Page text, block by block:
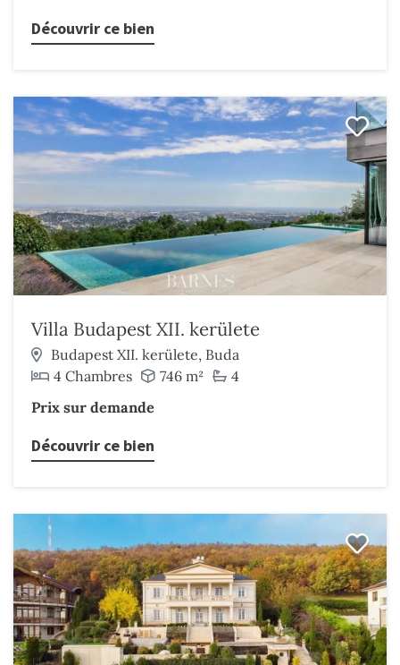
Découvrir ce bien
Villa Budapest XII. kerülete
Budapest XII. kerülete, Buda
4 Chambres
746 m²
4
Prix sur demande
Découvrir ce bien